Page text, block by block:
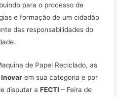
para o processo de
e formação de um cidadão
das responsabilidades do
de Papel Reciclado, as
em sua categoria e por
disputar aFECTI – Feira de